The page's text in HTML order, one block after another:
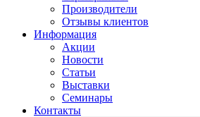
Производители
Отзывы клиентов
Информация
Акции
Новости
Статьи
Выставки
Семинары
Контакты